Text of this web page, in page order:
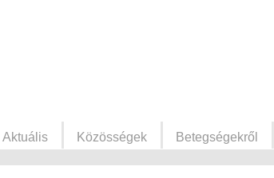
Aktuális Közösségek Betegségekről